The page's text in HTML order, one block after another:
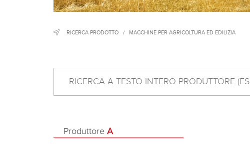
RICERCA PRODOTTO / MACCHINE PER AGRICOLTURA ED EDILIZIA
Produttore A